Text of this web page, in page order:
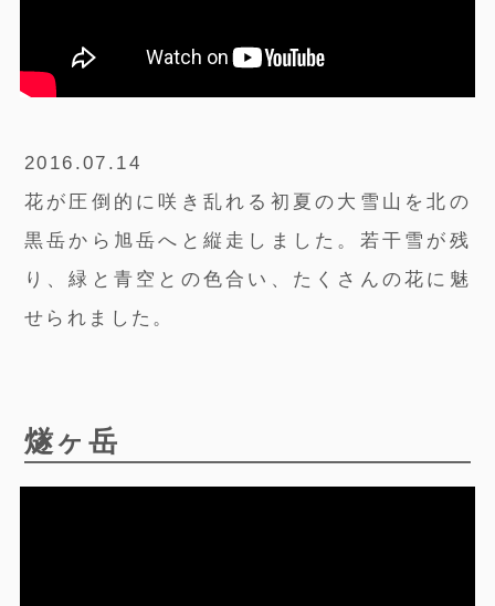
2016.07.14
花が圧倒的に咲き乱れる初夏の大雪山を北の
黒岳から旭岳へと縦走しました。若干雪が残
り、緑と青空との色合い、たくさんの花に魅
せられました。
燧ヶ岳